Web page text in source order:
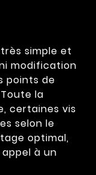
simple et
modification
points de
la
certaines vis
selon le
optimal,
à un